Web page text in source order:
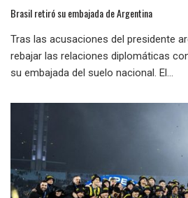
Brasil retiró su embajada de Argentina
Tras las acusaciones del presidente
rebajar las relaciones diplomáticas
su embajada del suelo nacional. El...